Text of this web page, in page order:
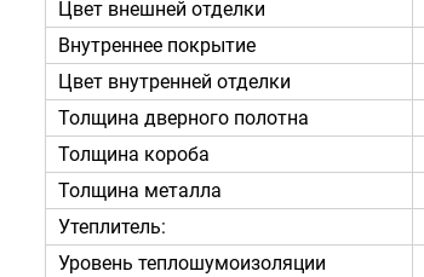
Цвет внешней отделки
Внутреннее покрытие
Цвет внутренней отделки
Толщина дверного полотна
Толщина короба
Толщина металла
Утеплитель:
Уровень теплошумоизоляции